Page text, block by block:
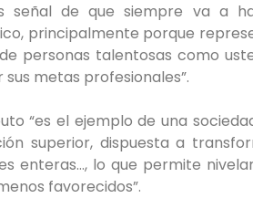
señal de que siempre va a
principalmente porque
personas talentosas como
metas profesionales”.
“es el ejemplo de una
superior, dispuesta a
enteras…, lo que permite
favorecidos”.